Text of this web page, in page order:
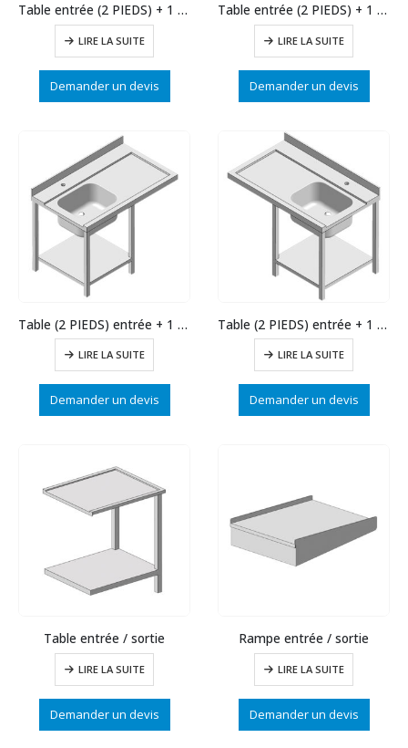
Table entrée (2 PIEDS) + 1 bac à d’oite long. 1200
LIRE LA SUITE
Demander un devis
Table entrée (2 PIEDS) + 1 bac à gauche long.1200
LIRE LA SUITE
Demander un devis
Table (2 PIEDS) entrée + 1 bac LONG.1200 à gauche
LIRE LA SUITE
Demander un devis
Table (2 PIEDS) entrée + 1 bac LONG.1200 à d’oite
LIRE LA SUITE
Demander un devis
Table entrée / sortie
LIRE LA SUITE
Demander un devis
Rampe entrée / sortie
LIRE LA SUITE
Demander un devis